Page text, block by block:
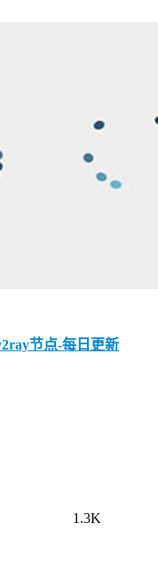
节点-每日更新
1.3K